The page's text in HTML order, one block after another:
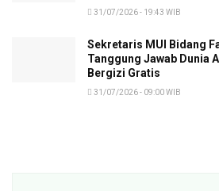
31/07/2026 - 19:43 WIB
Sekretaris MUI Bidang
Tanggung Jawab Dunia
Bergizi Gratis
31/07/2026 - 09:00 WIB